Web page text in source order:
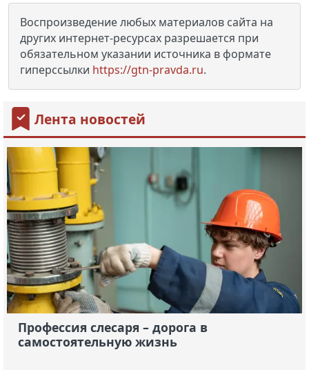
Воспроизведение любых материалов сайта на
других интернет-ресурсах разрешается при
обязательном указании источника в формате
гиперссылки https://gtn-pravda.ru.
Лента новостей
Профессия слесаря – дорога в
самостоятельную жизнь